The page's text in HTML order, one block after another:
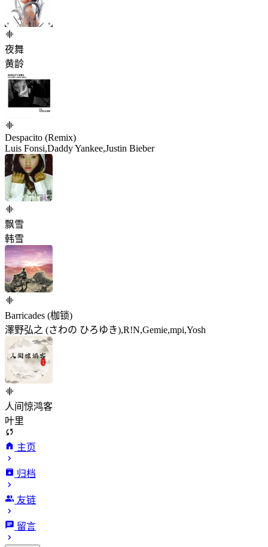
夜舞
黄龄
Despacito (Remix)
Luis Fonsi,Daddy Yankee,Justin Bieber
飘雪
韩雪
Barricades (枷锁)
澤野弘之 (さわの ひろゆき),R!N,Gemie,mpi,Yosh
人间惊鸿客
叶里
主页
归档
友链
留言